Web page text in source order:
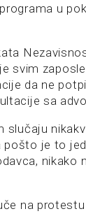
u
svim
da ne
sa
slučaju
pošto je to
nikako
na protestu